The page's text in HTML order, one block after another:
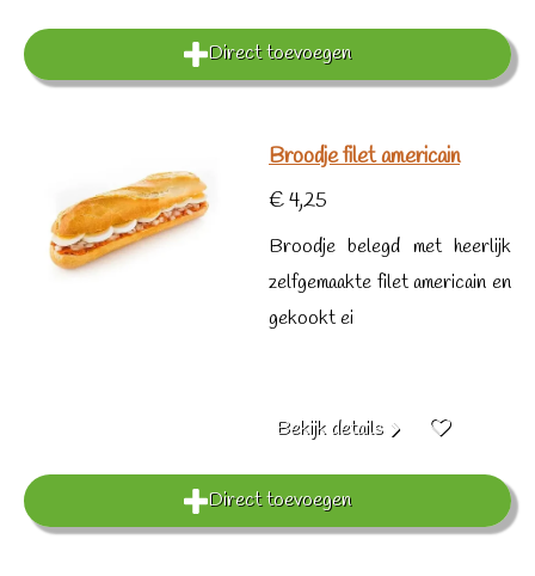
Direct toevoegen
Broodje filet americain
€ 4,25
Broodje belegd met heerlijk
zelfgemaakte filet americain en
gekookt ei
Bekijk details
Direct toevoegen